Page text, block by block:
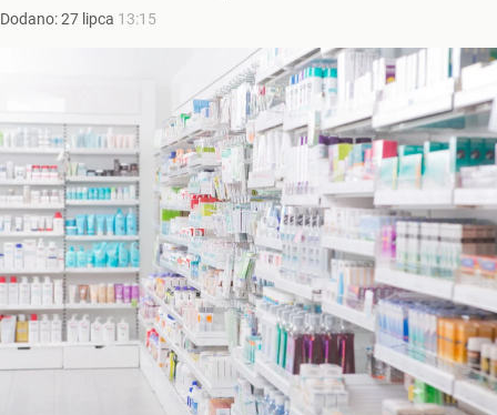
Dodano:27 lipca 13:15